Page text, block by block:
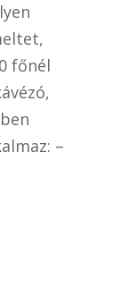
főnél
–